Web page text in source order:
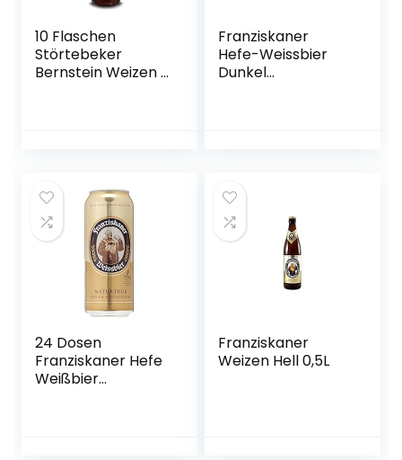
10 Flaschen
Störtebeker
Bernstein Weizen a
Franziskaner
Hefe-Weissbier
Dunkel
24 Dosen
Franziskaner Hefe
Weißbier
Franziskaner
Weizen Hell 0,5L